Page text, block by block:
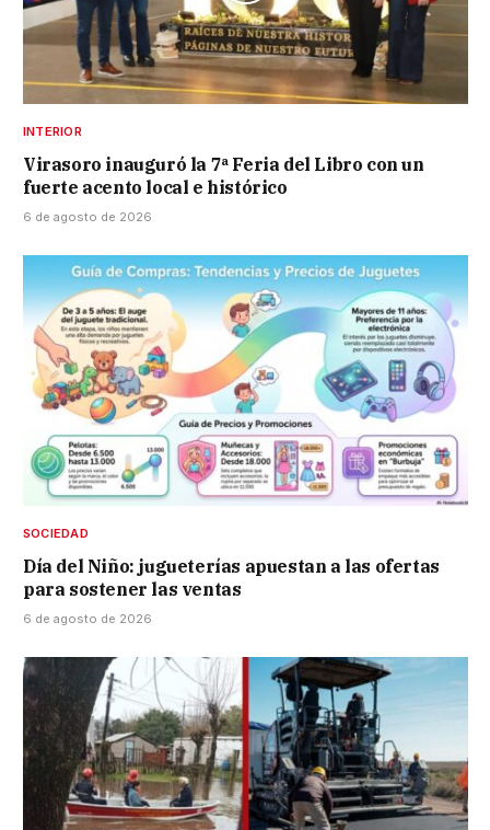
INTERIOR
Virasoro inauguró la 7ª Feria del Libro con un
fuerte acento local e histórico
6 de agosto de 2026
SOCIEDAD
Día del Niño: jugueterías apuestan a las ofertas
para sostener las ventas
6 de agosto de 2026